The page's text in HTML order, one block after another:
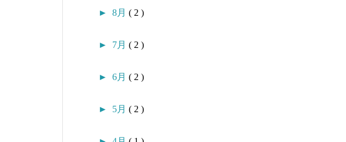
► 8月 ( 2 )
► 7月 ( 2 )
► 6月 ( 2 )
► 5月 ( 2 )